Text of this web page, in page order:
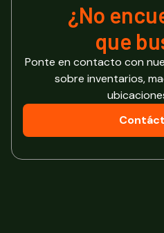
¿No
que
Ponte en contacto con
sobre inventarios,